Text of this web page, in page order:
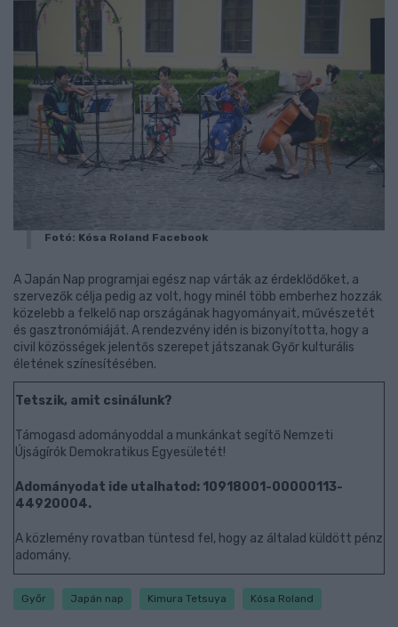
Fotó: Kósa Roland Facebook
A Japán Nap programjai egész nap várták az érdeklődőket, a
szervezők célja pedig az volt, hogy minél több emberhez hozzák
közelebb a felkelő nap országának hagyományait, művészetét
és gasztronómiáját. A rendezvény idén is bizonyította, hogy a
civil közösségek jelentős szerepet játszanak Győr kulturális
életének színesítésében.
Tetszik, amit csinálunk?
Támogasd adományoddal a munkánkat segítő Nemzeti
Újságírók Demokratikus Egyesületét!
Adományodat ide utalhatod: 10918001-00000113-
44920004.
A közlemény rovatban tüntesd fel, hogy az általad küldött pénz
adomány.
Győr Japán nap Kimura Tetsuya Kósa Roland